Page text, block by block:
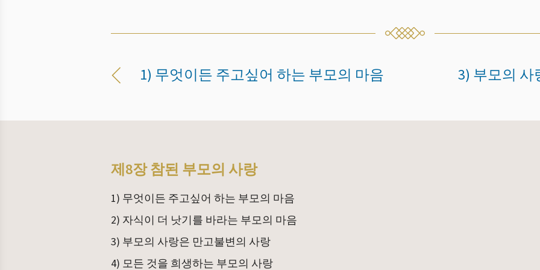
1) 무엇이든 주고싶어 하는 부모의 마음 3) 부모의
제8장 참된 부모의 사랑
1) 무엇이든 주고싶어 하는 부모의 마음
2) 자식이 더 낫기를 바라는 부모의 마음
3) 부모의 사랑은 만고불변의 사랑
4) 모든 것을 희생하는 부모의 사랑